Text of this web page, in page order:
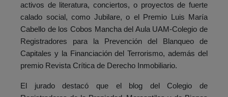
activos de literatura, conciertos, o proyectos de fuerte
calado social, como Jubilare, o el Premio Luis María
Cabello de los Cobos Mancha del Aula UAM-Colegio de
Registradores para la Prevención del Blanqueo de
Capitales y la Financiación del Terrorismo, además del
premio Revista Crítica de Derecho Inmobiliario.
El jurado destacó que el blog del Colegio de